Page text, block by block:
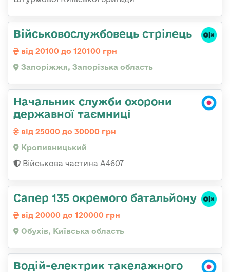
Військовослужбовець стрілець
від 20100 до 120100 грн
Запоріжжя, Запорізька область
Начальник служби охорони
державної таємниці
від 25000 до 30000 грн
Кропивницький
Військова частина А4607
Сапер 135 окремого батальйону
від 20000 до 120000 грн
Обухів, Київська область
Водій-електрик такелажного